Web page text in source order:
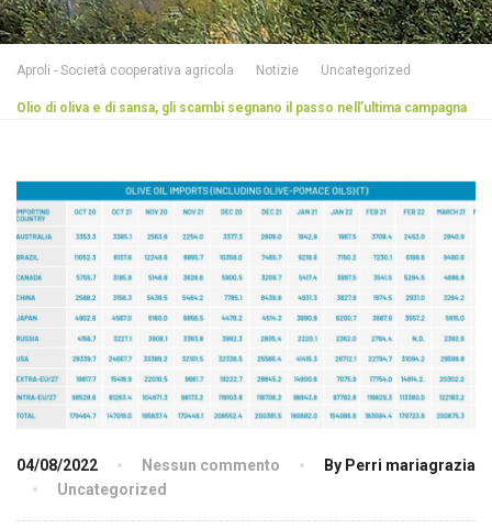
Aproli - Società cooperativa agricola Notizie Uncategorized
Olio di oliva e di sansa, gli scambi segnano il passo nell’ultima campagna
04/08/2022 Nessun commento
By Perri mariagrazia
Uncategorized